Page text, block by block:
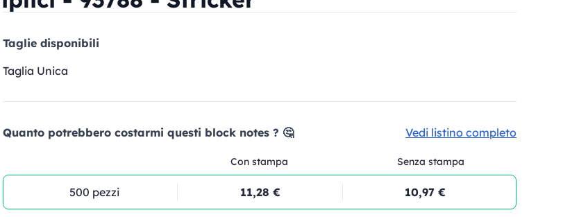
Taglie disponibili
Taglia Unica
Quanto potrebbero costarmi questi block notes ? 🤔 Vedi listino completo
Con stampa Senza stampa
500 pezzi 11,28 € 10,97 €